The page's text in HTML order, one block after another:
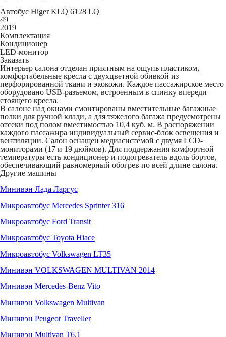
Автобус Higer KLQ 6128 LQ
49
2019
Комплектация
Кондиционер
LED-монитор
Заказать
Интерьер салона отделан приятным на ощупь пластиком,
комфортабельные кресла с двухцветной обивкой из
перфорированной ткани и экокожи. Каждое пассажирское место
оборудовано USB-разъемом, встроенным в спинку впереди
стоящего кресла.
В салоне над окнами смонтированы вместительные багажные
полки для ручной клади, а для тяжелого багажа предусмотрены
отсеки под полом вместимостью 10,4 куб. м. В распоряжении
каждого пассажира индивидуальный сервис-блок освещения и
вентиляции. Салон оснащен медиасистемой с двумя LCD-
мониторами (17 и 19 дюймов). Для поддержания комфортной
температуры есть кондиционер и подогреватель вдоль бортов,
обеспечивающий равномерный обогрев по всей длине салона.
Другие машины
Минивэн Лада Ларгус
Микроавтобус Mercedes Sprinter 316
Микроавтобус Ford Transit
Микроавтобус Toyota Hiace
Микроавтобус Volkswagen LT35
Минивэн VOLKSWAGEN MULTIVAN 2014
Минивэн Mercedes-Benz Vito
Минивэн Volkswagen Multivan
Минивэн Peugeot Traveller
Минивэн Multivan Т6.1